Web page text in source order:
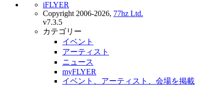
iFLYER
Copyright 2006-2026, 77hz Ltd.
v7.3.5
カテゴリー
イベント
アーティスト
ニュース
myFLYER
イベント、アーティスト、会場を掲載